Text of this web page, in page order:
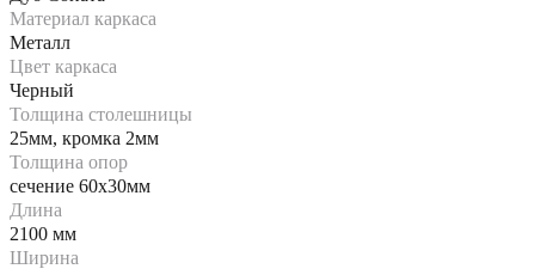
Материал каркаса
Металл
Цвет каркаса
Черный
Толщина столешницы
25мм, кромка 2мм
Толщина опор
сечение 60х30мм
Длина
2100 мм
Ширина